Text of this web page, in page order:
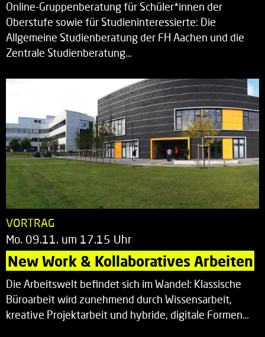
Online-Gruppenberatung für Schüler*innen der
Oberstufe sowie für Studieninteressierte: Die
Allgemeine Studienberatung der FH Aachen und die
Zentrale Studienberatung…
VORTRAG
Mo. 09.11. um 17.15 Uhr
New Work & Kollaboratives Arbeiten
Die Arbeitswelt befindet sich im Wandel: Klassische
Büroarbeit wird zunehmend durch Wissensarbeit,
kreative Projektarbeit und hybride, digitale Formen…